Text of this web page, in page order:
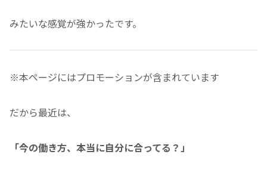
みたいな感覚が強かったです。
※本ページにはプロモーションが含まれています
だから最近は、
「今の働き方、本当に自分に合ってる？」